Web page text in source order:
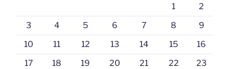
1
2
3
4 5 6 7 8
9
10
11 12 13 14 15
16
17
18 19 20 21 22
23